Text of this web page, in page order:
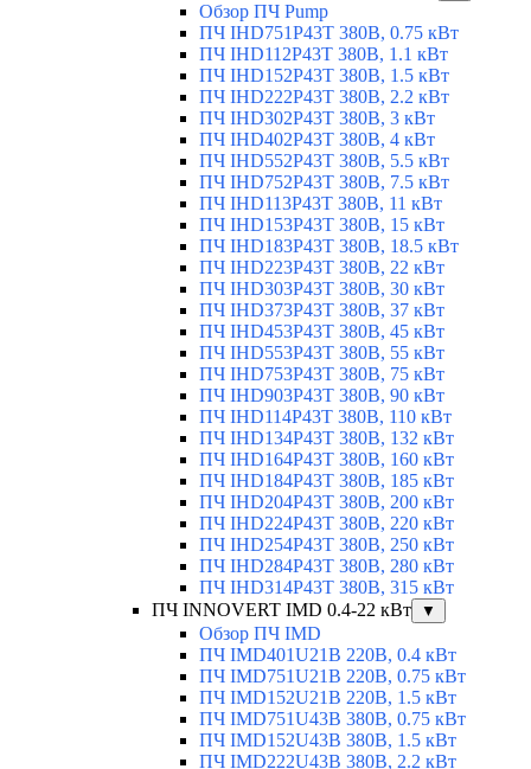
Обзор ПЧ Pump
ПЧ IHD751P43T 380В, 0.75 кВт
ПЧ IHD112P43T 380В, 1.1 кВт
ПЧ IHD152P43T 380В, 1.5 кВт
ПЧ IHD222P43T 380В, 2.2 кВт
ПЧ IHD302P43T 380В, 3 кВт
ПЧ IHD402P43T 380В, 4 кВт
ПЧ IHD552P43T 380В, 5.5 кВт
ПЧ IHD752P43T 380В, 7.5 кВт
ПЧ IHD113P43T 380В, 11 кВт
ПЧ IHD153P43T 380В, 15 кВт
ПЧ IHD183P43T 380В, 18.5 кВт
ПЧ IHD223P43T 380В, 22 кВт
ПЧ IHD303P43T 380В, 30 кВт
ПЧ IHD373P43T 380В, 37 кВт
ПЧ IHD453P43T 380В, 45 кВт
ПЧ IHD553P43T 380В, 55 кВт
ПЧ IHD753P43T 380В, 75 кВт
ПЧ IHD903P43T 380В, 90 кВт
ПЧ IHD114P43T 380В, 110 кВт
ПЧ IHD134P43T 380В, 132 кВт
ПЧ IHD164P43T 380В, 160 кВт
ПЧ IHD184P43T 380В, 185 кВт
ПЧ IHD204P43T 380В, 200 кВт
ПЧ IHD224P43T 380В, 220 кВт
ПЧ IHD254P43T 380В, 250 кВт
ПЧ IHD284P43T 380В, 280 кВт
ПЧ IHD314P43T 380В, 315 кВт
ПЧ INNOVERT IMD 0.4-22 кВт
▼
Обзор ПЧ IMD
ПЧ IMD401U21B 220В, 0.4 кВт
ПЧ IMD751U21B 220В, 0.75 кВт
ПЧ IMD152U21B 220В, 1.5 кВт
ПЧ IMD751U43B 380В, 0.75 кВт
ПЧ IMD152U43B 380В, 1.5 кВт
ПЧ IMD222U43B 380В, 2.2 кВт